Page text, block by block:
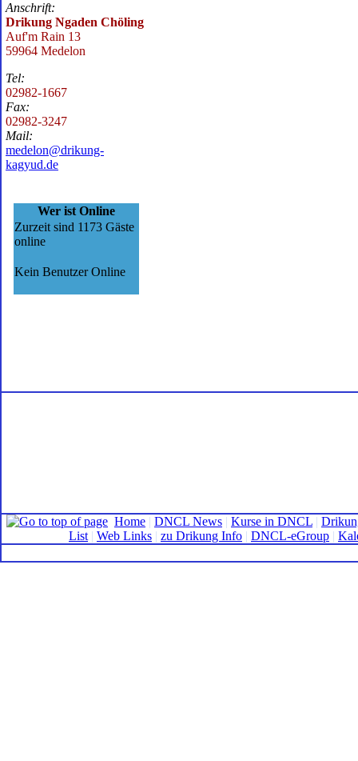
Anschrift:
Drikung Ngaden Chöling
Auf'm Rain 13
59964 Medelon
Tel:
02982-1667
Fax:
02982-3247
Mail:
medelon@drikung-
kagyud.de
Wer ist Online
Zurzeit sind 1173 Gäste
online
Kein Benutzer Online
Home | DNCL News | Kurse in DNCL |
List | Web Links | zu Drikung Info | DNCL-eGroup |